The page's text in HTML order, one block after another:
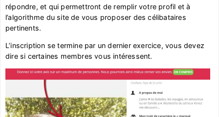
répondre, et qui permettront de remplir votre profil et à
l’algorithme du site de vous proposer des célibataires
pertinents.
L’inscription se termine par un dernier exercice, vous devez
dire si certaines membres vous intéressent.